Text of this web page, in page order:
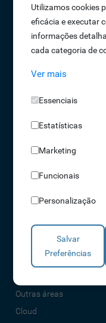
Empresa
Sobre Nós
Oportunidades de
Termos e Condições
Política de Privacidade
Livro de reclamações
Soluções
Acessos
Torniquetes
Parques Auto
Rondas e Serviços
Outras áreas
Cloud
Utilizamos cookies
eficácia e executar
informações
cada categoria de
Ver mais
Essenciais
Estatísticas
Marketing
Funcionais
Personalização
Salvar
Preferências